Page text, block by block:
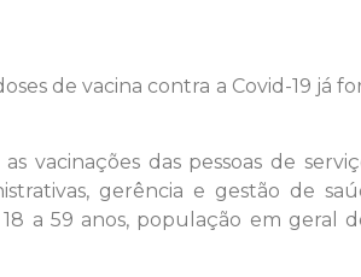
de vacina contra a Covid-19 já
vacinações das pessoas de
gerência e gestão de
a 59 anos, população em geral